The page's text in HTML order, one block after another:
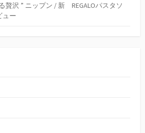
贅沢 ” ニップン / 新 REGALOパスタソ
ュー